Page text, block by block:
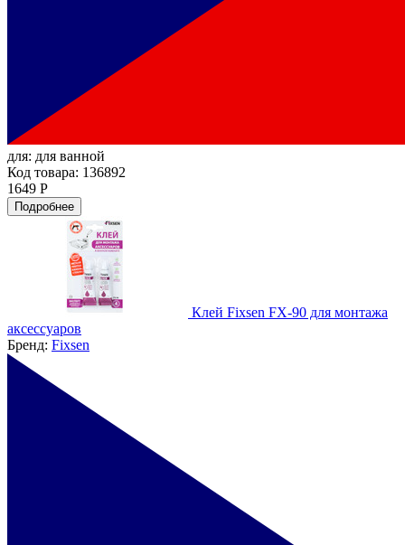
для: для ванной
Код товара: 136892
1649 Р
Подробнее
Клей Fixsen FX-90 для монтажа
аксессуаров
Бренд: Fixsen